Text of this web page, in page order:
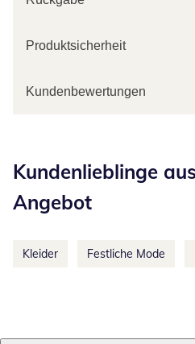
Produktsicherheit
Kundenbewertungen
Kundenlieblinge
Angebot
Kleider Festliche Mode